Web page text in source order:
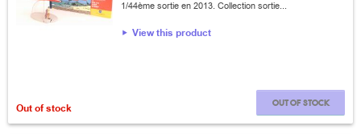
1/44ème sortie en 2013. Collection sortie...
View this product
Out of stock Out of stock